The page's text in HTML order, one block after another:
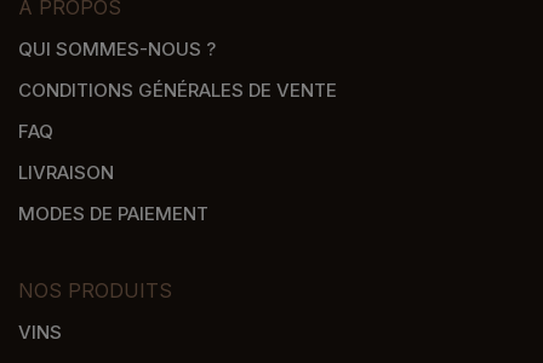
A PROPOS
QUI SOMMES-NOUS ?
CONDITIONS GÉNÉRALES DE VENTE
FAQ
LIVRAISON
MODES DE PAIEMENT
NOS PRODUITS
VINS